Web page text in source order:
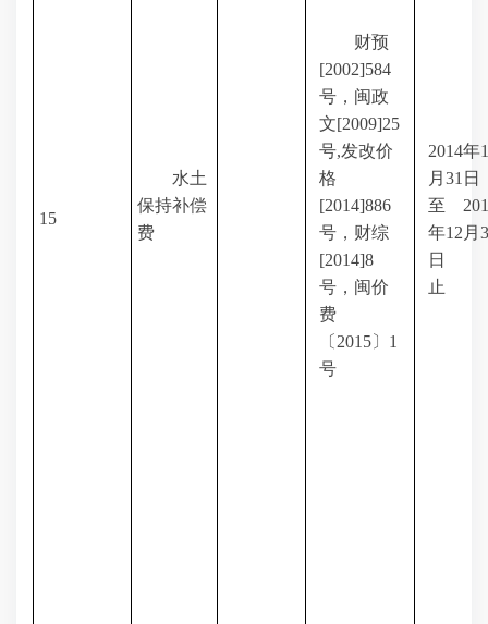
15
水土
保持补偿
费
财预
[2002]584
号，闽政
文[2009]25
号,发改价
格
[2014]886
号，财综
[2014]8
号，闽价
费
〔 2015〕 1
号
2014年
月31
至
年12 月
日
止